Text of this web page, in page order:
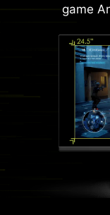
game